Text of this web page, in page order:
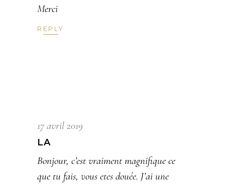
Merci
REPLY
17 avril 2019
LA
Bonjour, c’est vraiment magnifique ce
que tu fais, vous etes douée. J’ai une